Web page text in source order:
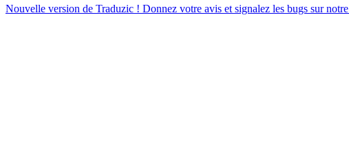
Nouvelle version de Traduzic ! Donnez votre avis et signalez les bugs sur notre